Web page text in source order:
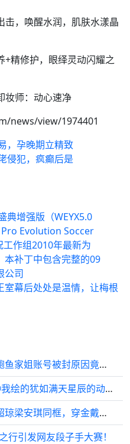
击，唤醒水润，肌肤水漾晶
+精修护，眼绎灵动闪耀之
妆师：动心速净
news/view/1974401
，孕晚期立精致
侵犯，疯癫后是
典增强版（WEYX5.0
Evolution Soccer
工作组2010年最新为
本补丁中包含完整的09
公司
幕后处处是温情，让梅根
知情者曝光！网红王红权、鲍鱼家姐账号被封原因竟是这个
鲍鱼家姐跨界打入名流圈...@我绘的犹如满天星辰的动态
鲍鱼家姐打入上流圈！与何超琼梁安琪同框，穿金戴银却显刻意？
行引发网友段子手大赛！